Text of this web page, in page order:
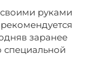
руками
заранее
специальной